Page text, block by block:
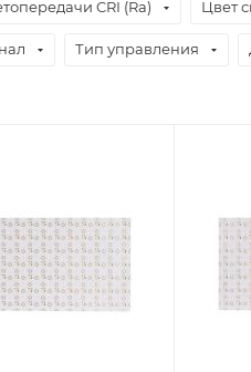
CRI (Ra) Цвет
Тип управления